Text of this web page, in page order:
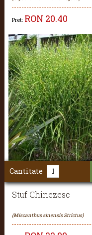
Pret: RON 20.40
Stuf Chinezesc
(Miscanthus sinensis Strictus)
Cantitate